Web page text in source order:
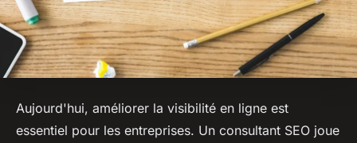
Aujourd'hui, améliorer la visibilité en ligne est
essentiel pour les entreprises. Un consultant SEO joue